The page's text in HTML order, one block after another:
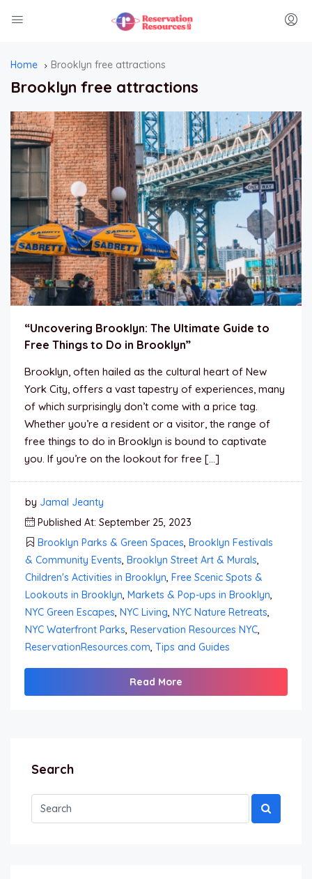
Home Brooklyn free attractions
Brooklyn free attractions
“Uncovering Brooklyn: The Ultimate Guide to
Free Things to Do in Brooklyn”
Brooklyn, often hailed as the cultural heart of New
York City, offers a vast tapestry of experiences, many
of which surprisingly don’t come with a price tag.
Whether you’re a resident or a visitor, the range of
free things to do in Brooklyn is bound to captivate
you. If you’re on the lookout for free […]
by Jamal Jeanty
Published At: September 25, 2023
Brooklyn Parks & Green Spaces, Brooklyn Festivals
& Community Events, Brooklyn Street Art & Murals,
Children's Activities in Brooklyn, Free Scenic Spots &
Lookouts in Brooklyn, Markets & Pop-ups in Brooklyn,
NYC Green Escapes, NYC Living, NYC Nature Retreats,
NYC Waterfront Parks, Reservation Resources NYC,
ReservationResources.com, Tips and Guides
Read More
Search